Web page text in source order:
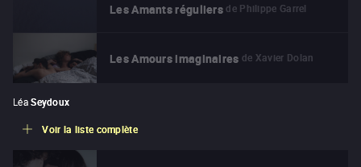
Les Amants réguliers de Philippe Garrel
Les Amours imaginaires de Xavier Dolan
Léa Seydoux
Voir la liste complète